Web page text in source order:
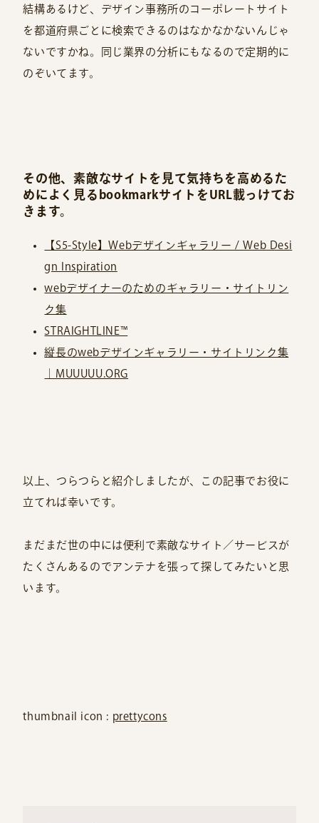
結構あるけど、デザイン事務所のコーポレートサイト
を都道府県ごとに検索できるのはなかなかないんじゃ
ないですかね。同じ業界の分析にもなるので定期的に
のぞいてます。
その他、素敵なサイトを見て気持ちを高めるた
めによく見るbookmarkサイトをURL載っけてお
きます。
【S5-Style】Webデザインギャラリー / Web Desi
gn Inspiration
webデザイナーのためのギャラリー・サイトリン
ク集
STRAIGHTLINE™
縦長のwebデザインギャラリー・サイトリンク集
｜MUUUUU.ORG
以上、つらつらと紹介しましたが、この記事でお役に
立てれば幸いです。
まだまだ世の中には便利で素敵なサイト／サービスが
たくさんあるのでアンテナを張って探してみたいと思
います。
thumbnail icon : prettycons